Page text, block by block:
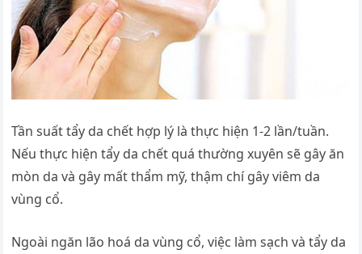
Tần suất tẩy da chết hợp lý là thực hiện 1-2 lần/tuần.
Nếu thực hiện tẩy da chết quá thường xuyên sẽ gây ăn
mòn da và gây mất thẩm mỹ, thậm chí gây viêm da
vùng cổ.
Ngoài ngăn lão hoá da vùng cổ, việc làm sạch và tẩy da